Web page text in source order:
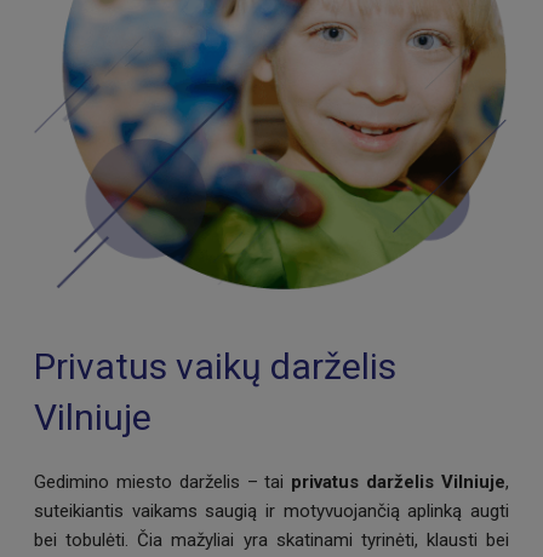
Privatus vaikų darželis
Vilniuje
Gedimino miesto darželis – tai privatus darželis Vilniuje,
suteikiantis vaikams saugią ir motyvuojančią aplinką augti
bei tobulėti. Čia mažyliai yra skatinami tyrinėti, klausti bei